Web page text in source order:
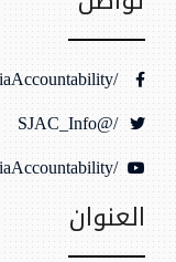
/SyriaAccountability
/@SJAC_Info
/SyriaAccountability
العنوان